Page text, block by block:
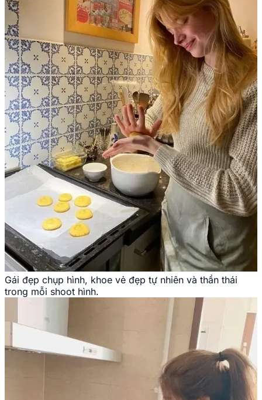
Gái đẹp chụp hình, khoe vẻ đẹp tự nhiên và thần thái
trong mỗi shoot hình.